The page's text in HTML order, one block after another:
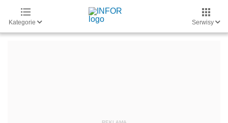
Kategorie Serwisy